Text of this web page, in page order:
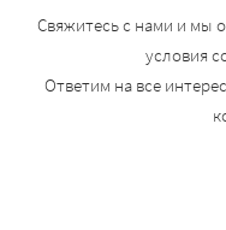
Свяжитесь с нами и мы
условия
Ответим на все